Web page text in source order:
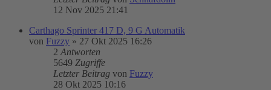
12 Nov 2025 21:41
Carthago Sprinter 417 D, 9 G Automatik
von Fuzzy » 27 Okt 2025 16:26
2 Antworten
5649 Zugriffe
Letzter Beitrag von Fuzzy
28 Okt 2025 10:16